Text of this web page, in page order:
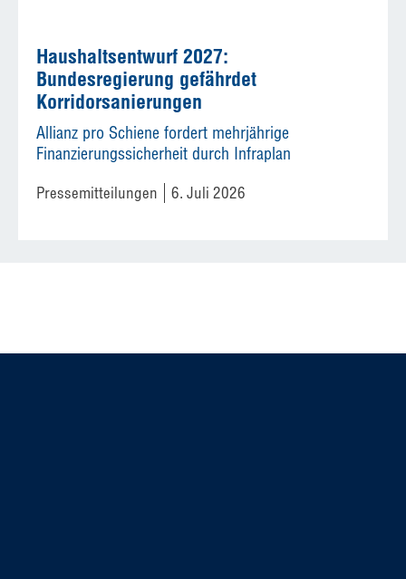
Haushaltsentwurf 2027:
Bundesregierung gefährdet
Korridorsanierungen
Allianz pro Schiene fordert mehrjährige
Finanzierungssicherheit durch Infraplan
Pressemitteilungen 6. Juli 2026